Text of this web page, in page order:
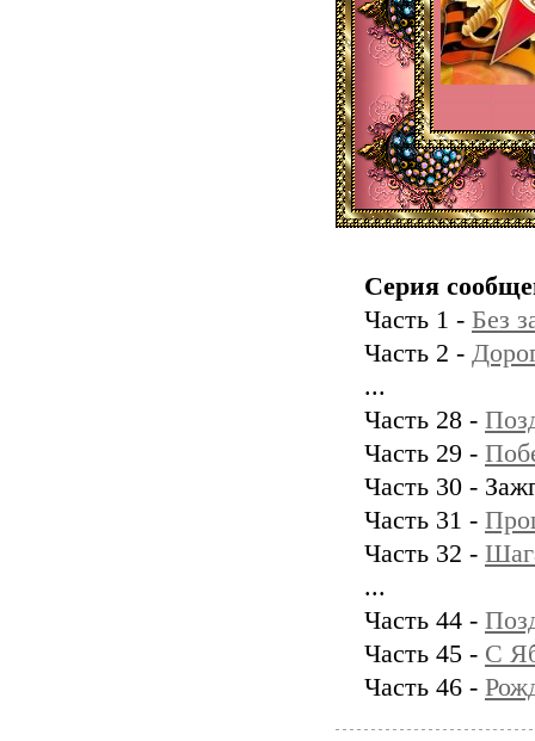
Серия
Часть 1 - Без
Часть 2 -
...
Часть 28 -
Часть 29 -
Часть 30 -
Часть 31 -
Часть 32 -
...
Часть 44 -
Часть 45 - С
Часть 46 -